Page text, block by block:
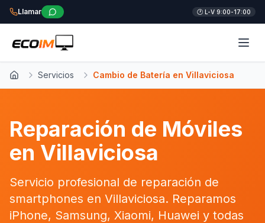
Llamar 🕐 L-V 9:00-17:00
Inicio Servicios Cambio de Batería en Villaviciosa
Reparación de Móviles
en Villaviciosa
Servicio profesional de reparación de
smartphones en Villaviciosa. Reparamos
iPhone, Samsung, Xiaomi, Huawei y todas